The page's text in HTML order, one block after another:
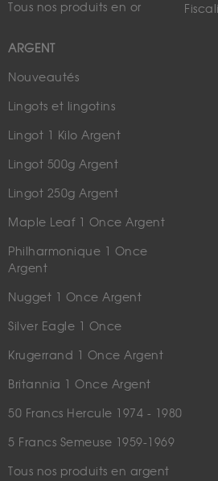
Tous nos produits en or
ARGENT
Nouveautés
Lingots et lingotins
Lingot 1 Kilo Argent
Lingot 500g Argent
Lingot 250g Argent
Maple Leaf 1 Once Argent
Philharmonique 1 Once
Argent
Nugget 1 Once Argent
Silver Eagle 1 Once
Krugerrand 1 Once Argent
Britannia 1 Once Argent
50 Francs Hercule 1974 - 1980
5 Francs Semeuse 1959-1969
Tous nos produits en argent